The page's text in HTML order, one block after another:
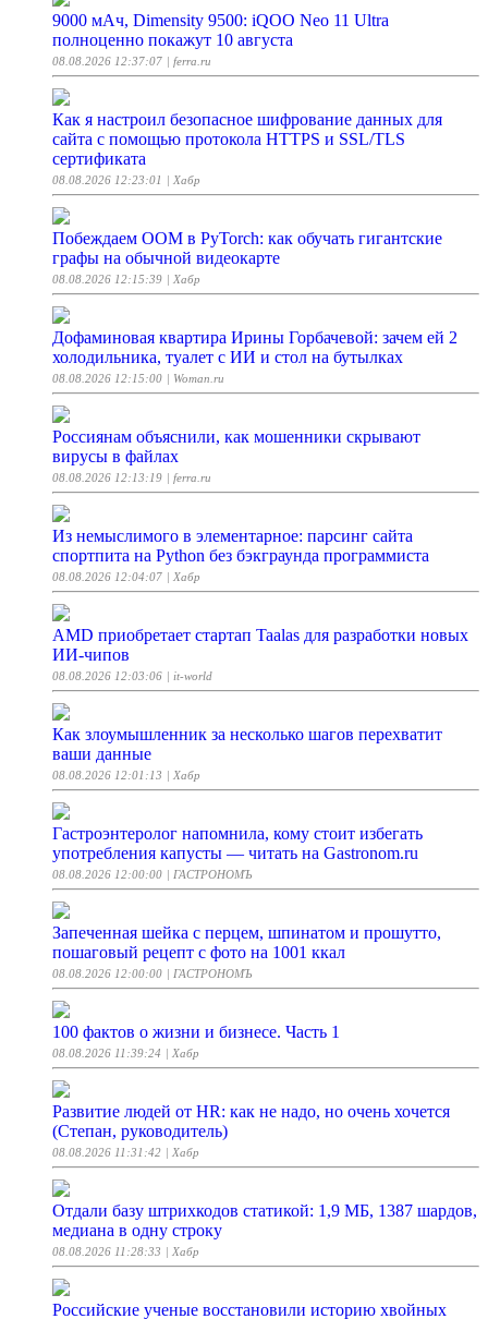
9000 мАч, Dimensity 9500: iQOO Neo 11 Ultra
полноценно покажут 10 августа
08.08.2026 12:37:07 | ferra.ru
Как я настроил безопасное шифрование данных для
сайта с помощью протокола HTTPS и SSL/TLS
сертификата
08.08.2026 12:23:01 | Хабр
Побеждаем OOM в PyTorch: как обучать гигантские
графы на обычной видеокарте
08.08.2026 12:15:39 | Хабр
Дофаминовая квартира Ирины Горбачевой: зачем ей 2
холодильника, туалет с ИИ и стол на бутылках
08.08.2026 12:15:00 | Woman.ru
Россиянам объяснили, как мошенники скрывают
вирусы в файлах
08.08.2026 12:13:19 | ferra.ru
Из немыслимого в элементарное: парсинг сайта
спортпита на Python без бэкграунда программиста
08.08.2026 12:04:07 | Хабр
AMD приобретает стартап Taalas для разработки новых
ИИ-чипов
08.08.2026 12:03:06 | it-world
Как злоумышленник за несколько шагов перехватит
ваши данные
08.08.2026 12:01:13 | Хабр
Гастроэнтеролог напомнила, кому стоит избегать
употребления капусты — читать на Gastronom.ru
08.08.2026 12:00:00 | ГАСТРОНОМЪ
Запеченная шейка с перцем, шпинатом и прошутто,
пошаговый рецепт с фото на 1001 ккал
08.08.2026 12:00:00 | ГАСТРОНОМЪ
100 фактов о жизни и бизнесе. Часть 1
08.08.2026 11:39:24 | Хабр
Развитие людей от HR: как не надо, но очень хочется
(Степан, руководитель)
08.08.2026 11:31:42 | Хабр
Отдали базу штрихкодов статикой: 1,9 МБ, 1387 шардов,
медиана в одну строку
08.08.2026 11:28:33 | Хабр
Российские ученые восстановили историю хвойных